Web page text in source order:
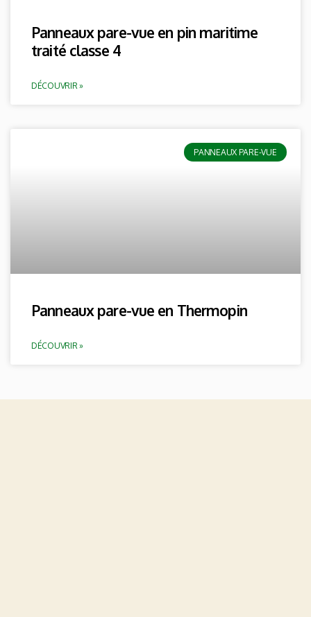
Panneaux pare-vue en pin maritime
traité classe 4
DÉCOUVRIR »
PANNEAUX PARE-VUE
Panneaux pare-vue en Thermopin
DÉCOUVRIR »